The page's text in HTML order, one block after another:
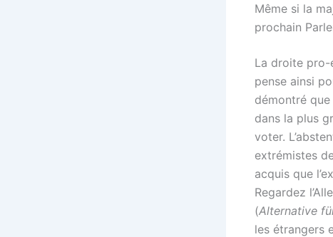
Même si la
prochain
La droite pro-
pense ainsi
démontré
dans la plus
voter.
extrémistes
acquis que
Regardez
(Alternative
les étrangers